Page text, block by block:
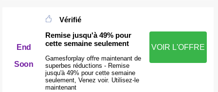
End
Soon
Vérifié
Remise jusqu'à 49% pour
cette semaine seulement
Gamesforplay offre maintenant de
superbes réductions - Remise
jusqu'à 49% pour cette semaine
seulement, Venez voir. Utilisez-le
maintenant
VOIR L'OFFRE